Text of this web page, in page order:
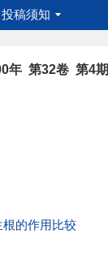
投稿须知
年 第32卷 第4期
的作用比较